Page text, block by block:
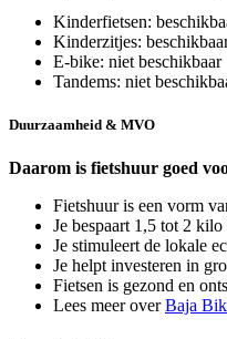
Kinderfietsen:
Kinderzitjes:
E-bike: niet beschikbaar
Tandems: niet
Duurzaamheid & MVO
Daarom is fietshuur goed
Fietshuur is een vorm
Je bespaart 1,5 tot 2
Je stimuleert de lokale
Je helpt investeren in
Fietsen is gezond en
Lees meer overBaja